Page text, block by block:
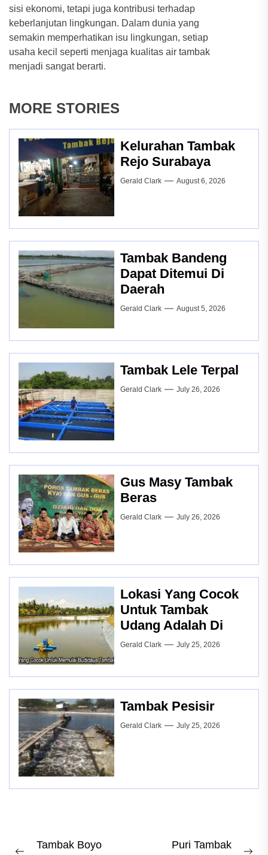
sisi ekonomi, tetapi juga kontribusi terhadap
keberlanjutan lingkungan. Dalam dunia yang
semakin memperhatikan isu lingkungan, setiap
usaha kecil seperti menjaga kualitas air tambak
menjadi sangat berarti.
MORE STORIES
Kelurahan Tambak
Rejo Surabaya
Gerald Clark August 6, 2026
Tambak Bandeng
Dapat Ditemui Di
Daerah
Gerald Clark August 5, 2026
Tambak Lele Terpal
Gerald Clark July 26, 2026
Gus Masy Tambak
Beras
Gerald Clark July 26, 2026
Lokasi Yang Cocok
Untuk Tambak
Udang Adalah Di
Gerald Clark July 25, 2026
Tambak Pesisir
Gerald Clark July 25, 2026
PostTambak Boyo
Puri Tambak